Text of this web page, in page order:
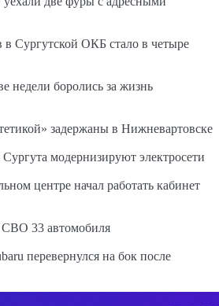
Сургутской ОКБ стало в четыре
недели боролись за жизнь
задержаны в Нижневартовске
модернизируют электросети
центре начал работать кабинет
СВО 33 автомобиля
перевернулся на бок после